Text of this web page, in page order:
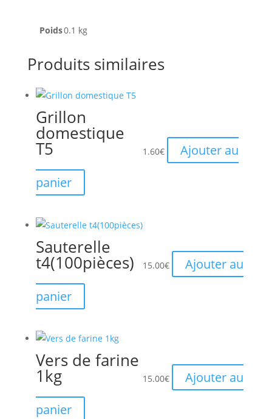
Poids0.1 kg
Produits similaires
Grillon
domestique
T5 1.60€
Ajouter au
panier
Sauterelle
t4(100pièces) 15.00€
Ajouter au
panier
Vers de farine
1kg 15.00€
Ajouter au
panier